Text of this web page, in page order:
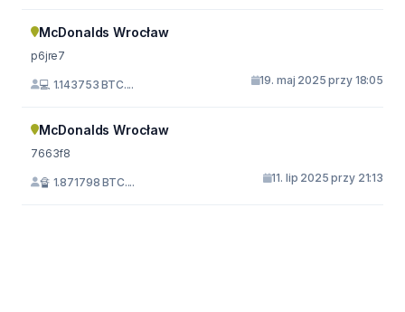
McDonalds Wrocław
p6jre7
💻 1.143753 BTC.... 19. maj 2025 przy 18:05
McDonalds Wrocław
7663f8
🔏 1.871798 BTC.... 11. lip 2025 przy 21:13